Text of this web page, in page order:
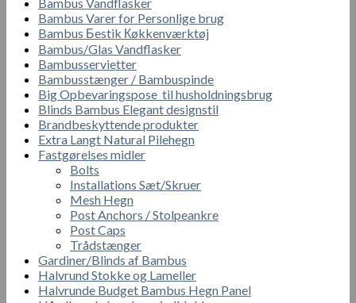
Bambus Varer for Personlige brug
Bambus Бestik Кøkkenværktøj
Bambus/Glas Vandflasker
Bambusservietter
Bambusstænger / Bambuspinde
Big Opbevaringspose til husholdningsbrug
Blinds Bambus Elegant designstil
Brandbeskyttende produkter
Extra Langt Natural Pilehegn
Fastgørelses midler
Bolts
Installations Sæt/Skruer
Mesh Hegn
Post Anchors / Stolpeankre
Post Caps
Trådstænger
Gardiner/Blinds af Bambus
Halvrund Stokke og Lameller
Halvrunde Budget Bambus Hegn Panel